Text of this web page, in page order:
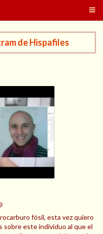
de Hispafiles
fósil, esta vez quiero
sobre este individuo al que el